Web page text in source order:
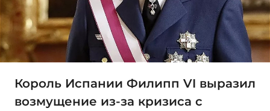
Король Испании Филипп VI выразил
возмущение из-за кризиса с